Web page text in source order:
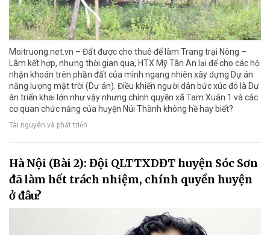
Moitruong.net.vn – Đất được cho thuê để làm Trang trại Nông –
Lâm kết hợp, nhưng thời gian qua, HTX Mỹ Tân An lại để cho các hộ
nhận khoán trên phần đất của mình ngang nhiên xây dựng Dự án
năng lượng mặt trời (Dự án). Điều khiến người dân bức xúc đó là Dự
án triển khai lớn như vậy nhưng chính quyền xã Tam Xuân 1 và các
cơ quan chức năng của huyện Núi Thành không hề hay biết?
Tài nguyên và phát triển
Hà Nội (Bài 2): Đội QLTTXDĐT huyện Sóc Sơn
đã làm hết trách nhiệm, chính quyền huyện
ở đâu?